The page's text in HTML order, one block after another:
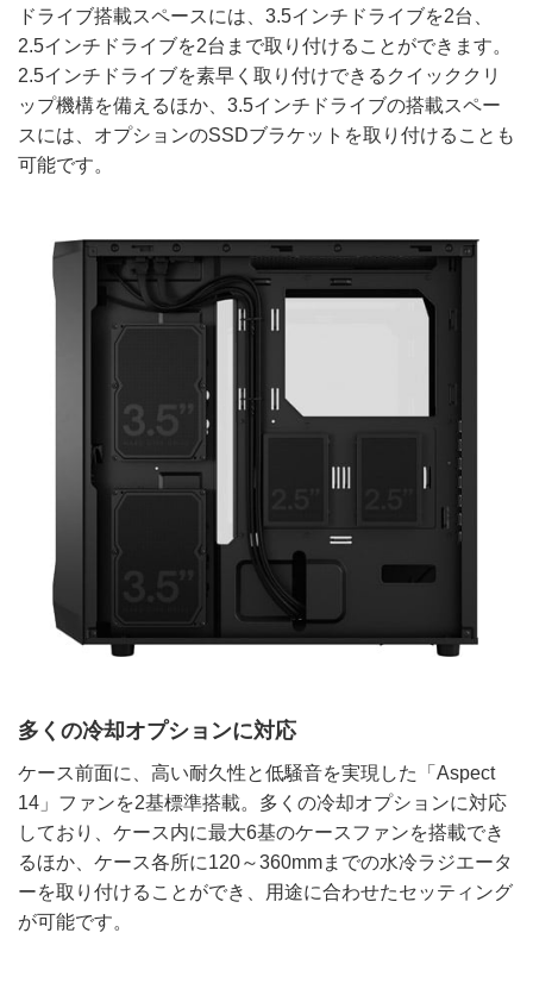
ドライブ搭載スペースには、3.5インチドライブを2台、
2.5インチドライブを2台まで取り付けることができます。
2.5インチドライブを素早く取り付けできるクイッククリ
ップ機構を備えるほか、3.5インチドライブの搭載スペー
スには、オプションのSSDブラケットを取り付けることも
可能です。
多くの冷却オプションに対応
ケース前面に、高い耐久性と低騒音を実現した「Aspect
14」ファンを2基標準搭載。多くの冷却オプションに対応
しており、ケース内に最大6基のケースファンを搭載でき
るほか、ケース各所に120～360mmまでの水冷ラジエータ
ーを取り付けることができ、用途に合わせたセッティング
が可能です。